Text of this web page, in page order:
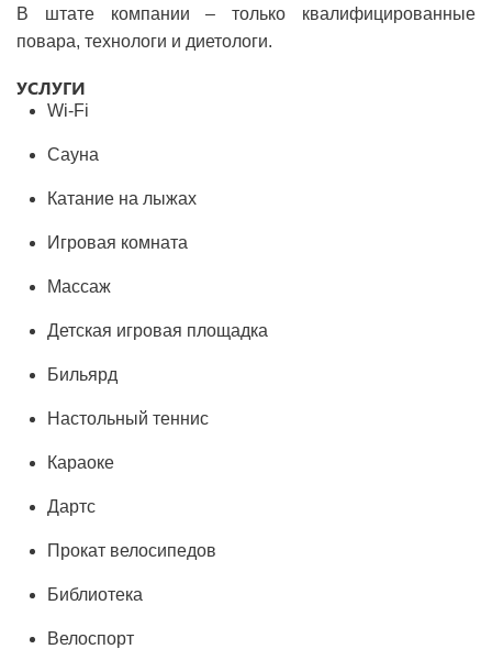
В штате компании – только квалифицированные
повара, технологи и диетологи.
УСЛУГИ
Wi-Fi
Сауна
Катание на лыжах
Игровая комната
Массаж
Детская игровая площадка
Бильярд
Настольный теннис
Караоке
Дартс
Прокат велосипедов
Библиотека
Велоспорт